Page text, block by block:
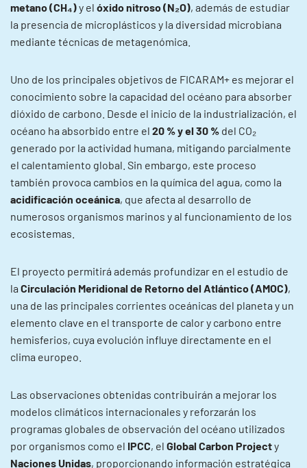
metano (CH₄)y el óxido nitroso (N₂O), además de estudiar
la presencia de microplásticos y la diversidad microbiana
mediante técnicas de metagenómica.
Uno de los principales objetivos de FICARAM+ es mejorar el
conocimiento sobre la capacidad del océano para absorber
dióxido de carbono. Desde el inicio de la industrialización, el
océano ha absorbido entre el 20 % y el 30 % del CO₂
generado por la actividad humana, mitigando parcialmente
el calentamiento global. Sin embargo, este proceso
también provoca cambios en la química del agua, como la
acidificación oceánica, que afecta al desarrollo de
numerosos organismos marinos y al funcionamiento de los
ecosistemas.
El proyecto permitirá además profundizar en el estudio de
la Circulación Meridional de Retorno del Atlántico (AMOC),
una de las principales corrientes oceánicas del planeta y un
elemento clave en el transporte de calor y carbono entre
hemisferios, cuya evolución influye directamente en el
clima europeo.
Las observaciones obtenidas contribuirán a mejorar los
modelos climáticos internacionales y reforzarán los
programas globales de observación del océano utilizados
por organismos como el IPCC, el Global Carbon Projecty
Naciones Unidas, proporcionando información estratégica